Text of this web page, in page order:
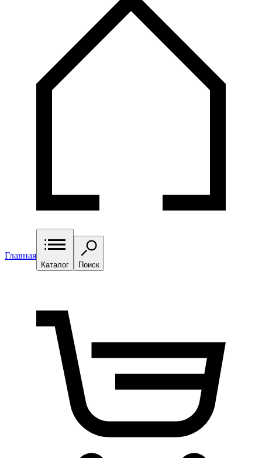
Главная
Каталог Поиск